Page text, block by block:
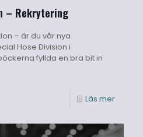
– Rekrytering
– är du vår nya
Hose Division i
fyllda en bra bit in
Läs mer